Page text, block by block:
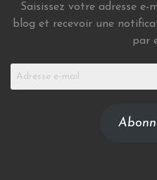
Saisissez votre adresse
blog et recevoir une
par
Adresse